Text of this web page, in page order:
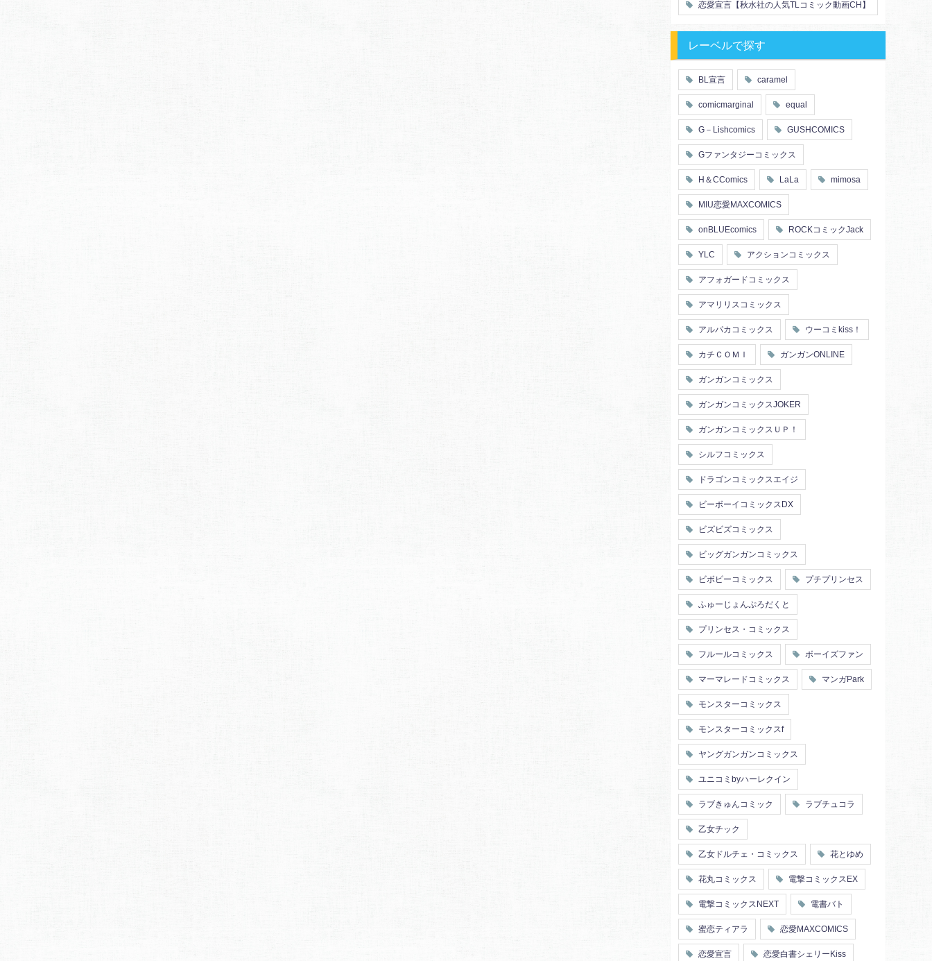
恋愛宣言【秋水社の人気TLコミック動画CH】
レーベルで探す
BL宣言 caramel
comicmarginal equal
G－Lishcomics GUSHCOMICS
Gファンタジーコミックス
H＆CComics LaLa mimosa
MIU恋愛MAXCOMICS
onBLUEcomics ROCKコミックJack
YLC アクションコミックス
アフォガードコミックス
アマリリスコミックス
アルパカコミックス ウーコミkiss！
カチＣＯＭＩ ガンガンONLINE
ガンガンコミックス
ガンガンコミックスJOKER
ガンガンコミックスＵＰ！
シルフコミックス
ドラゴンコミックスエイジ
ビーボーイコミックスDX
ビズビズコミックス
ビッグガンガンコミックス
ビボピーコミックス プチプリンセス
ふゅーじょんぷろだくと
プリンセス・コミックス
フルールコミックス ボーイズファン
マーマレードコミックス マンガPark
モンスターコミックス
モンスターコミックスf
ヤングガンガンコミックス
ユニコミbyハーレクイン
ラブきゅんコミック ラブチュコラ
乙女チック
乙女ドルチェ・コミックス 花とゆめ
花丸コミックス 電撃コミックスEX
電撃コミックスNEXT 電書バト
蜜恋ティアラ 恋愛MAXCOMICS
恋愛宣言 恋愛白書シェリーKiss